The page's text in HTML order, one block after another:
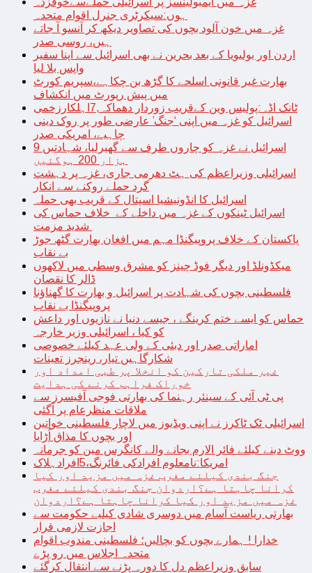
ہوں:سیکرٹری جنرل اقوام متحدہ
غزہ میں خون آلود بچوں کی تصاویر دیکھ کر آنسو آ جاتے
ہیں، روسی صدر
اردن اور بولیویا کے بعد بحرین نے بھی اسرائیل سے اپنا سفیر
واپس بلا لیا
بھارت غیر قانونی اسلحے کا گڑھ بن چکاہے،سپریم کورٹ
میں پیش رپورٹ میں انکشاف
ٹانک اڈہ:پولیس وین کےقریب زوردار دھماکہ,7اہلکارزخمی
اسرائیل کو غزہ میں اپنی ‘جنگ’ عارضی طور پر روک دینی
چاہیے، امریکی صدر
اسرائیل نے غزہ کو چاروں طرف سے گھیرلیا، شہادتیں 9
ہزار 200 ہوگئیں
اسرائیلی وزیراعظم کی ہٹ دھرمی جاری، غزہ پر دہشت
گرد حملے روکنے سے انکار
اسرائیل کا انڈونیشیا اسپتال کے قریب بھی حملہ
اسرائیل ٹینکوں کے غزہ میں داخلے کے خلاف حماس کی
پاکستان کے خلاف پروپیگنڈا مہم میں افغان بھارت گٹھ جوڑ
بے نقاب
میکڈونلڈ اور دیگر فوڈ چینز کو مشرق وسطی میں لاکھوں
ڈالر کا نقصان
فلسطینی بچوں کی شہادت پر اسرائیل و بھارت کا گھناؤنا
پروپیگنڈا بے نقاب
حماس کو ایسے ختم کرینگے ، جیسے دنیا نے نازیوں اور داعش
کو کیا ، اسرائیلی وزیر خارجہ
اماراتی صدر اور دبئی کے ولی عہد کیلئے خصوصی
شکارگاہیں تیار، رینجرز تعینات
غیر ملکی تارکین کو انخلا پر طبی امداد اور
خوراک فراہم کرنے کی ہدایت
پی ٹی آئی کے سینئر رہنما کی بھارتی فوجی آفیسرز سے
ملاقات منظرعام پر آگئی
اسرائیلی ٹک ٹاکرز نے اپنی ویڈیوز میں لاچار فلسطینی خواتین
اور بچوں کا مذاق اُڑایا
ووٹ دینے کیلئے فائر الارم بجانے والے کانگرس مین کو جرمانہ
امریکا:نامعلوم افرادکی فائرنگ،5افرادہلاک
جنگ بندی کیلئے مغرب غزہ میں مزید اور کیا
کرانا چاہتا ہے؟اردوان جنگ بندی کیلئے مغرب
غزہ میں مزید اور کیا کرانا چاہتا ہے؟اردوان
بھارتی ریاست آسام میں دوسری شادی کیلیے حکومت سے
اجازت لازمی قرار
خدارا ! ہمارے بچوں کو بچالیں؛ فلسطینی مندوب اقوام
متحدہ اجلاس میں رو پڑے
سابق وزیراعظم دل کا دورہ پڑنے سے انتقال کرگئے